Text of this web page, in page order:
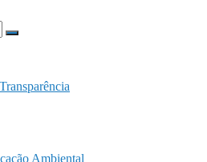
Ambiental